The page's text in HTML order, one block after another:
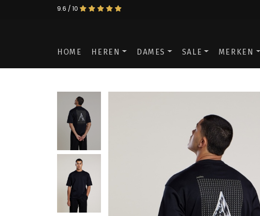
9.6 / 10
HOME HEREN DAMES SALE MERKEN